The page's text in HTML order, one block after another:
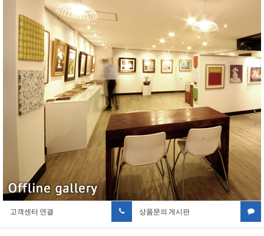
고객센터 연결 상품문의 게시판